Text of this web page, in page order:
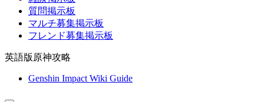
質問掲示板
マルチ募集掲示板
フレンド募集掲示板
英語版原神攻略
Genshin Impact Wiki Guide